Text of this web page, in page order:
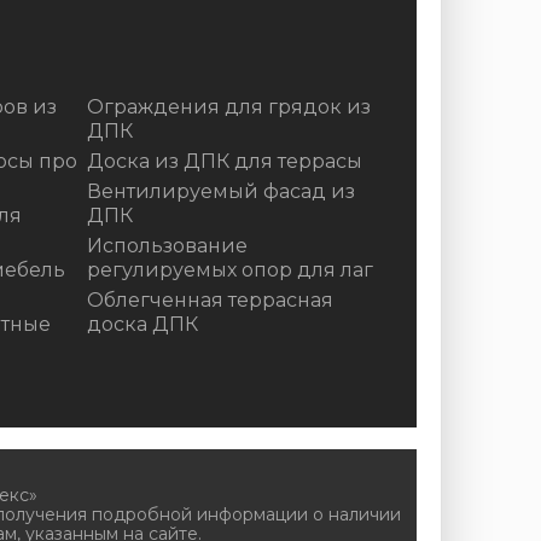
из
про
Ограждения для грядок из
ДПК
Доска из ДПК для террасы
Вентилируемый фасад из
ДПК
Использование
регулируемых опор для лаг
Облегченная террасная
доска ДПК
подробной информации о наличии
указанным на сайте.